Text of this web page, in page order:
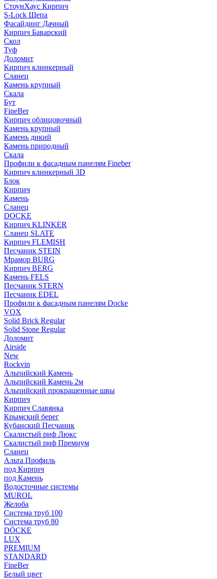
СтоунХаус Кирпич
S-Lock Щепа
Фасайдинг Дачный
Кирпич Баварский
Скол
Туф
Доломит
Кирпич клинкерный
Сланец
Камень крупный
Скала
Бут
FineBer
Кирпич облицовочный
Камень крупный
Камень дикий
Камень природный
Скала
Профили к фасадным панелям Fineber
Кирпич клинкерный 3D
Блок
Кирпич
Камень
Сланец
DOCKE
Кирпич KLINKER
Сланец SLATE
Кирпич FLEMISH
Пес­ча­ник STEIN
Мрамор BURG
Кирпич BERG
Камень FELS
Пес­ча­ник STERN
Пес­ча­ник EDEL
Профили к фасадным панелям Docke
VOX
Solid Brick Regular
Solid Stone Regular
Доломит
Airside
New
Rockvin
Альпийский Камень
Альпийский Камень 2м
Альпийский прокрашенные швы
Кирпич
Кирпич Славянка
Крымский берег
Кубанский Песчаник
Скалистый риф Люкс
Скалистый риф Премиум
Сланец
Альта Профиль
под Кирпич
под Камень
Водосточные системы
MUROL
Желоба
Система труб 100
Система труб 80
DÖCKE
LUX
PREMIUM
STANDARD
FineBer
Белый цвет